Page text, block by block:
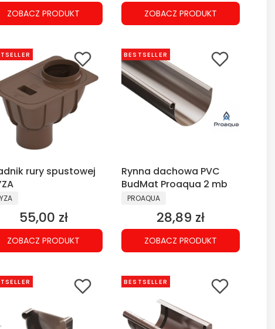
ZOBACZ PRODUKT ZOBACZ PRODUKT
rury spustowej
Cena
55,00 zł
ZOBACZ PRODUKT
BESTSELLER
Rynna dachowa PVC
BudMat Proaqua 2 mb
PRODUCENT
PROAQUA
Cena
28,89 zł
ZOBACZ PRODUKT
BESTSELLER